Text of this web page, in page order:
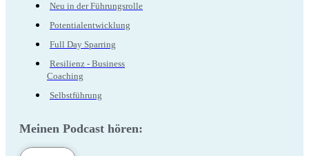
Neu in der Führungsrolle
Potentialentwicklung
Full Day Sparring
Resilienz - Business
Coaching
Selbstführung
Meinen Podcast hören: